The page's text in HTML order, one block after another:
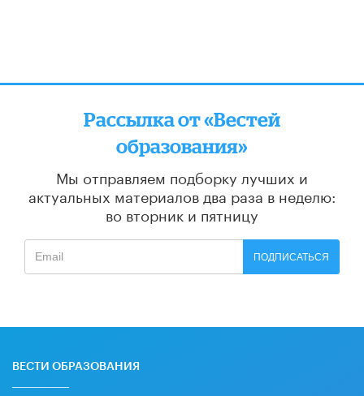
Рассылка от «Вестей
образования»
Мы отправляем подборку лучших и
актуальных материалов два раза в неделю:
во вторник и пятницу
ПОДПИСАТЬСЯ
ВЕСТИ ОБРАЗОВАНИЯ